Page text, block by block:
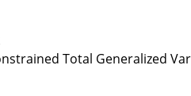
Total Generalized